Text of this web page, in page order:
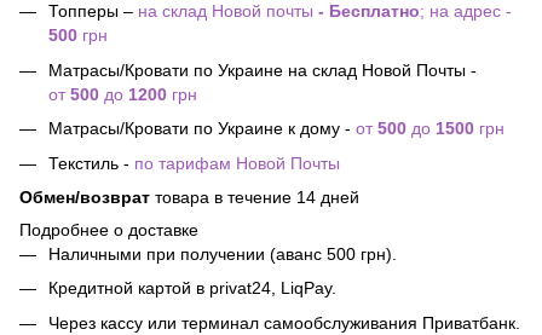
Топперы – на склад Новой почты - Бесплатно; на адрес -
500 грн
Матрасы/Кровати по Украине на склад Новой Почты -
от500 до 1200 грн
Матрасы/Кровати по Украине к дому - от500 до 1500 грн
Текстиль - по тарифам Новой Почты
Обмен/возврат товара в течение 14 дней
Подробнее о доставке
Наличными при получении (аванс 500 грн).
Кредитной картой в privat24, LiqPay.
Через кассу или терминал самообслуживания Приватбанк.